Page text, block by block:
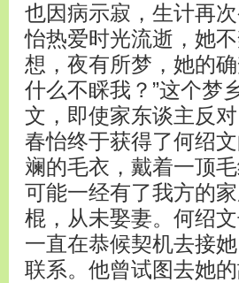
也因病示寂，生计再
怡热爱时光流逝，她
想，夜有所梦，她的
什么不睬我？”这个梦
文，即使家东谈主反
春怡终于获得了何绍
斓的毛衣，戴着一顶
可能一经有了我方的
棍，从未娶妻。何绍
一直在恭候契机去接
联系。他曾试图去她